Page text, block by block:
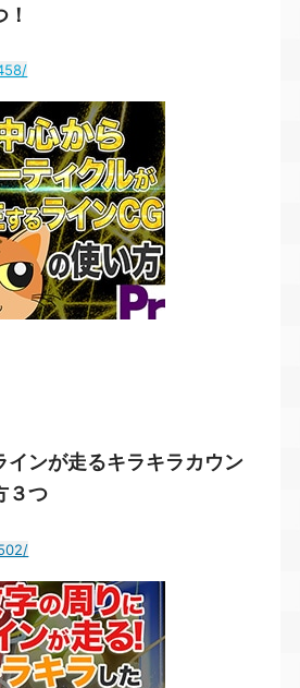
インが走るキラキラカウン
３つ